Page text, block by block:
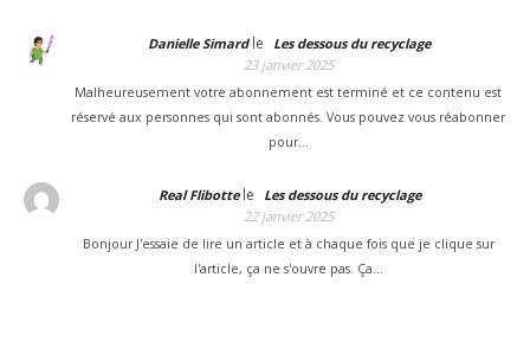
Danielle Simardle
Les dessous du recyclage
23 janvier 2025
Malheureusement votre abonnement est terminé et ce contenu est
réservé aux personnes qui sont abonnés. Vous pouvez vous réabonner
pour…
Real Flibottele
Les dessous du recyclage
22 janvier 2025
Bonjour J'essaie de lire un article et à chaque fois que je clique sur
l'article, ça ne s'ouvre pas. Ça…